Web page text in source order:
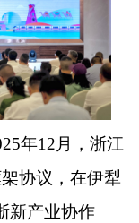
年12月，浙江
协议，在伊犁
新产业协作